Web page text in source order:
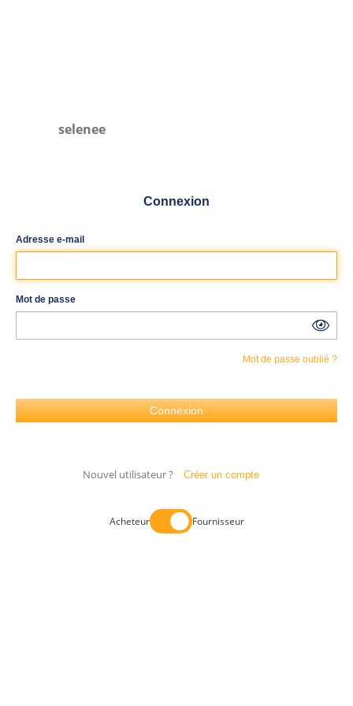
selenee
Connexion
Adresse e-mail
Mot de passe
Mot de passe oublié ?
Nouvel utilisateur ? Créer un compte
Acheteur Fournisseur